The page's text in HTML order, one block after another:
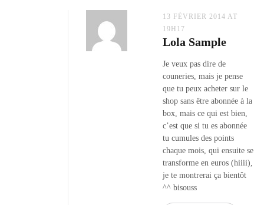
13 FÉVRIER 2014 AT
19H17
Lola Sample
Je veux pas dire de
couneries, mais je pense
que tu peux acheter sur le
shop sans être abonnée à la
box, mais ce qui est bien,
c’est que si tu es abonnée
tu cumules des points
chaque mois, qui ensuite se
transforme en euros (hiiii),
je te montrerai ça bientôt
^^ bisouss